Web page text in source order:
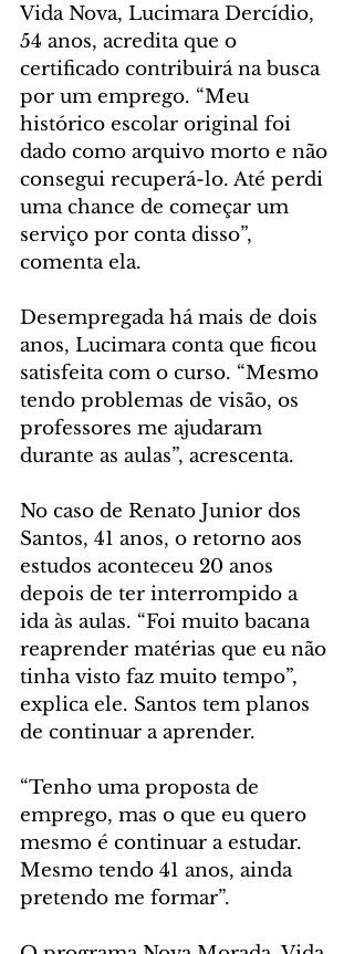
Vida Nova, Lucimara Dercídio,
54 anos, acredita que o
certificado contribuirá na busca
por um emprego. “Meu
histórico escolar original foi
dado como arquivo morto e não
consegui recuperá-lo. Até perdi
uma chance de começar um
serviço por conta disso”,
comenta ela.
Desempregada há mais de dois
anos, Lucimara conta que ficou
satisfeita com o curso. “Mesmo
tendo problemas de visão, os
professores me ajudaram
durante as aulas”, acrescenta.
No caso de Renato Junior dos
Santos, 41 anos, o retorno aos
estudos aconteceu 20 anos
depois de ter interrompido a
ida às aulas. “Foi muito bacana
reaprender matérias que eu não
tinha visto faz muito tempo”,
explica ele. Santos tem planos
de continuar a aprender.
“Tenho uma proposta de
emprego, mas o que eu quero
mesmo é continuar a estudar.
Mesmo tendo 41 anos, ainda
pretendo me formar”.